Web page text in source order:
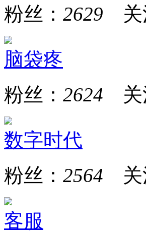
粉丝： 2629 关
脑袋疼
粉丝： 2624 关
数字时代
粉丝： 2564 关
客服